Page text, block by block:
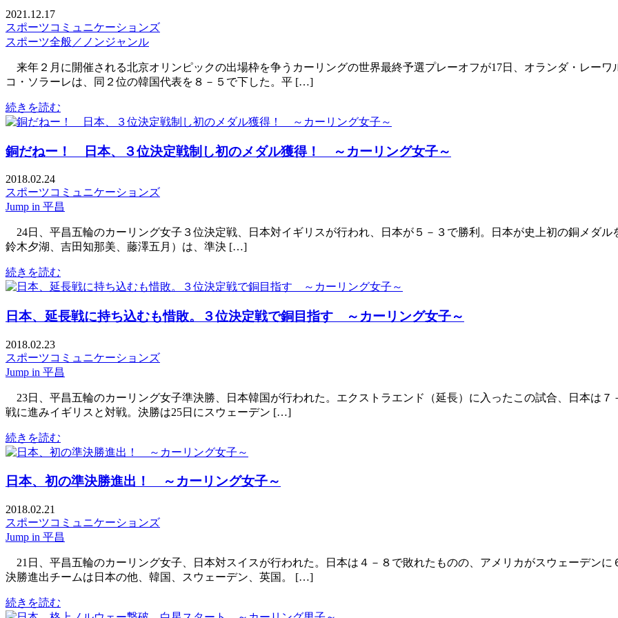
2021.12.17
スポーツコミュニケーションズ
スポーツ全般／ノンジャンル
来年２月に開催される北京オリンピックの出場枠を争うカーリングの世界最終予選プレーオフが17日、オランダ・レー
コ・ソラーレは、同２位の韓国代表を８－５で下した。平 […]
続きを読む
銅だねー！ 日本、３位決定戦制し初のメダル獲得！ ～カーリング女子～
2018.02.24
スポーツコミュニケーションズ
Jump in 平昌
24日、平昌五輪のカーリング女子３位決定戦、日本対イギリスが行われ、日本が５－３で勝利。日本が史上初の銅メダ
鈴木夕湖、吉田知那美、藤澤五月）は、準決 […]
続きを読む
日本、延長戦に持ち込むも惜敗。３位決定戦で銅目指す ～カーリング女子～
2018.02.23
スポーツコミュニケーションズ
Jump in 平昌
23日、平昌五輪のカーリング女子準決勝、日本韓国が行われた。エクストラエンド（延長）に入ったこの試合、日本は
戦に進みイギリスと対戦。決勝は25日にスウェーデン […]
続きを読む
日本、初の準決勝進出！ ～カーリング女子～
2018.02.21
スポーツコミュニケーションズ
Jump in 平昌
21日、平昌五輪のカーリング女子、日本対スイスが行われた。日本は４－８で敗れたものの、アメリカがスウェーデン
決勝進出チームは日本の他、韓国、スウェーデン、英国。 […]
続きを読む